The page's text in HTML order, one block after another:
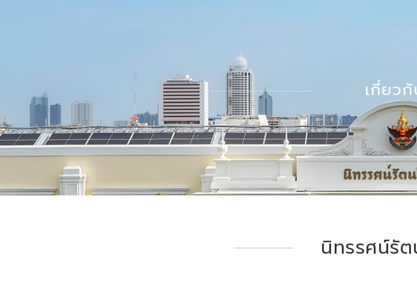
เกี่ยวกั
นิทรรศน์รั